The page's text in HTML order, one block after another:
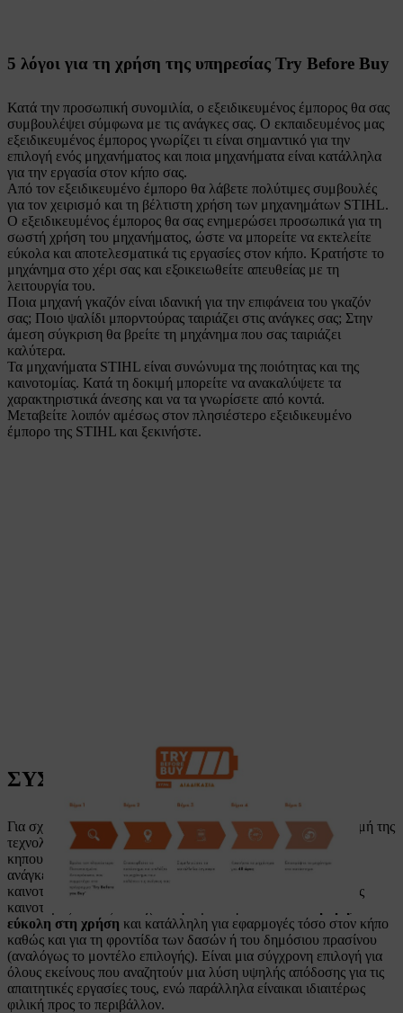
5 λόγοι για τη χρήση της υπηρεσίας Try Before Buy
Κατά την προσωπική συνομιλία, ο εξειδικευμένος έμπορος θα σας
συμβουλέψει σύμφωνα με τις ανάγκες σας. Ο εκπαιδευμένος μας
εξειδικευμένος έμπορος γνωρίζει τι είναι σημαντικό για την
επιλογή ενός μηχανήματος και ποια μηχανήματα είναι κατάλληλα
για την εργασία στον κήπο σας.
Από τον εξειδικευμένο έμπορο θα λάβετε πολύτιμες συμβουλές
για τον χειρισμό και τη βέλτιστη χρήση των μηχανημάτων STIHL.
Ο εξειδικευμένος έμπορος θα σας ενημερώσει προσωπικά για τη
σωστή χρήση του μηχανήματος, ώστε να μπορείτε να εκτελείτε
εύκολα και αποτελεσματικά τις εργασίες στον κήπο. Κρατήστε το
μηχάνημα στο χέρι σας και εξοικειωθείτε απευθείας με τη
λειτουργία του.
Ποια μηχανή γκαζόν είναι ιδανική για την επιφάνεια του γκαζόν
σας; Ποιο ψαλίδι μπορντούρας ταιριάζει στις ανάγκες σας; Στην
άμεση σύγκριση θα βρείτε τη μηχάνημα που σας ταιριάζει
καλύτερα.
Τα μηχανήματα STIHL είναι συνώνυμα της ποιότητας και της
καινοτομίας. Κατά τη δοκιμή μπορείτε να ανακαλύψετε τα
χαρακτηριστικά άνεσης και να τα γνωρίσετε από κοντά.
Μεταβείτε λοιπόν αμέσως στον πλησιέστερο εξειδικευμένο
έμπορο της STIHL και ξεκινήστε.
ΣΥΣΤΗΜΑ ΜΠΑΤΑΡΙΩΝ STIHL
Για σχεδόν 100 χρόνια, η STIHL βρίσκεται στην πρώτη γραμμή της
τεχνολογικής προόδου στον τομέα της δασοκομίας και της
κηπουρικής. Η STIHL παρακολουθώντας τις εξελίξεις και τις
ανάγκες που επιτάσσει η εποχή από πολύ νωρίς έφερε την
καινοτομία της μπαταρίας προσφέροντας διαρκώς τις δικές της
καινοτόμες λύσεις. Η τεχνολογία μπαταριών είναι
εύκολη στη χρήση και κατάλληλη για εφαρμογές τόσο στον κήπο
καθώς και για τη φροντίδα των δασών ή του δημόσιου πρασίνου
(αναλόγως το μοντέλο επιλογής). Είναι μια σύγχρονη επιλογή για
όλους εκείνους που αναζητούν μια λύση υψηλής απόδοσης για τις
απαιτητικές εργασίες τους, ενώ παράλληλα είναικαι ιδιαιτέρως
φιλική προς το περιβάλλον.